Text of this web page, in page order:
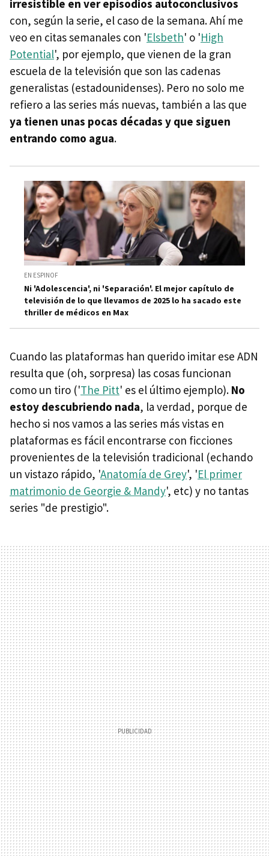
irresistible en ver episodios autoconclusivos
con, según la serie, el caso de la semana. Ahí me
veo en citas semanales con 'Elsbeth' o 'High
Potential', por ejemplo, que vienen de la gran
escuela de la televisión que son las cadenas
generalistas (estadounidenses). Pero no solo me
refiero a las series más nuevas, también a las que
ya tienen unas pocas décadas y que siguen
entrando como agua.
EN ESPINOF
Ni 'Adolescencia', ni 'Separación'. El mejor capítulo de
televisión de lo que llevamos de 2025 lo ha sacado este
thriller de médicos en Max
Cuando las plataformas han querido imitar ese ADN
resulta que (oh, sorpresa) las cosas funcionan
como un tiro ('The Pitt' es el último ejemplo). No
estoy descubriendo nada, la verdad, porque de
hecho si nos vamos a las series más vistas en
plataformas es fácil encontrarse con ficciones
provenientes de la televisión tradicional (echando
un vistazo rápido, 'Anatomía de Grey', 'El primer
matrimonio de Georgie & Mandy', etc) y no tantas
series "de prestigio".